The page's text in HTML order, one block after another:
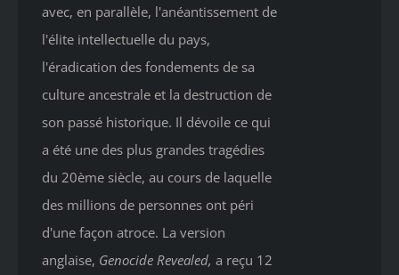
avec, en parallèle, l'anéantissement de
l'élite intellectuelle du pays,
l'éradication des fondements de sa
culture ancestrale et la destruction de
son passé historique. Il dévoile ce qui
a été une des plus grandes tragédies
du 20ème siècle, au cours de laquelle
des millions de personnes ont péri
d'une façon atroce. La version
anglaise, Genocide Revealed, a reçu 12